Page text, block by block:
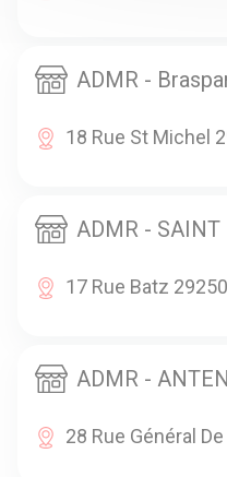
ADMR -
18 Rue St Michel
ADMR - SAINT
17 Rue Batz
ADMR -
28 Rue Général